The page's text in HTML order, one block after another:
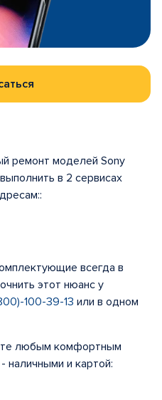
ремонт моделей Sony
в 2 сервисах
всегда в
этот нюанс у
100-39-13 или в одном
любым комфортным
наличными и картой: